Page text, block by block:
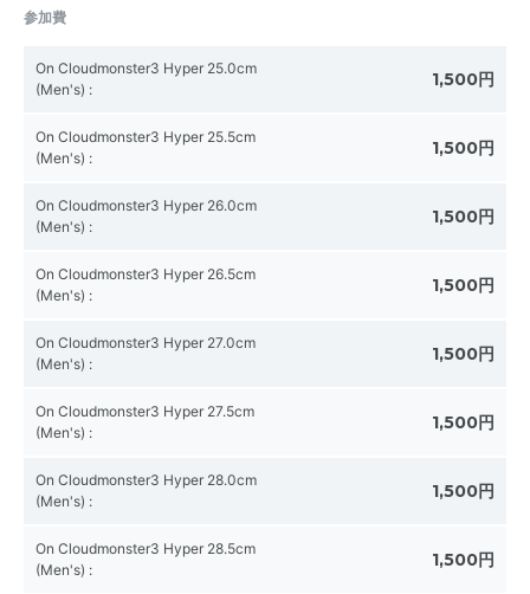
参加費
On Cloudmonster3 Hyper 25.0cm
(Men's) : 1,500円
On Cloudmonster3 Hyper 25.5cm
(Men's) : 1,500円
On Cloudmonster3 Hyper 26.0cm
(Men's) : 1,500円
On Cloudmonster3 Hyper 26.5cm
(Men's) : 1,500円
On Cloudmonster3 Hyper 27.0cm
(Men's) : 1,500円
On Cloudmonster3 Hyper 27.5cm
(Men's) : 1,500円
On Cloudmonster3 Hyper 28.0cm
(Men's) : 1,500円
On Cloudmonster3 Hyper 28.5cm
(Men's) : 1,500円